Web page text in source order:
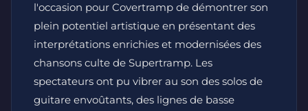
l'occasion pour Covertramp de démontrer son
plein potentiel artistique en présentant des
interprétations enrichies et modernisées des
chansons culte de Supertramp. Les
spectateurs ont pu vibrer au son des solos de
guitare envoûtants, des lignes de basse